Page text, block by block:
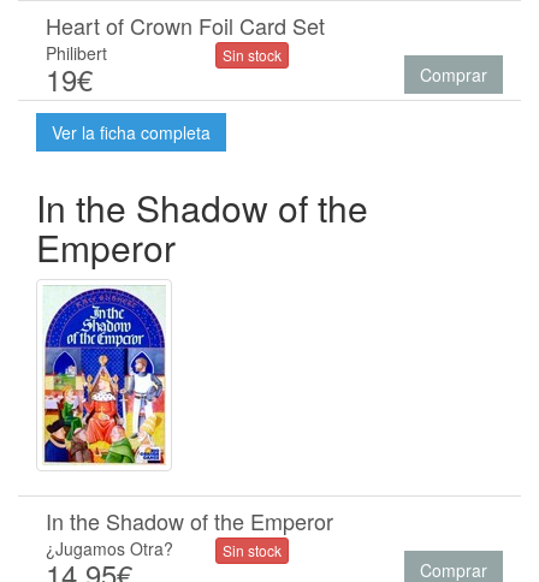
Heart of Crown Foil Card Set
Philibert
19€
Sin stock
Comprar
Ver la ficha completa
In the Shadow of the
Emperor
In the Shadow of the Emperor
¿Jugamos Otra? Sin stock
Comprar